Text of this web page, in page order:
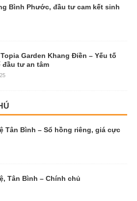
Bình Phước, đầu tư cam kết sinh
Garden Khang Điền – Yếu tố
đầu tư an tâm
Tân Bình – Sổ hồng riêng, giá cực
Tân Bình – Chính chủ